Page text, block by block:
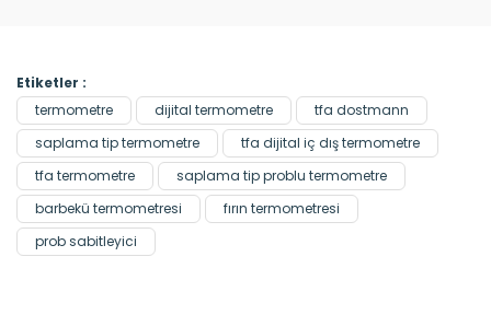
Etiketler :
termometre
dijital termometre
tfa dostmann
saplama tip termometre
tfa dijital iç dış termometre
tfa termometre
saplama tip problu termometre
barbekü termometresi
fırın termometresi
prob sabitleyici